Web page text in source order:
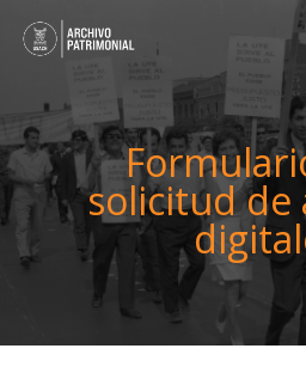
solicitud de